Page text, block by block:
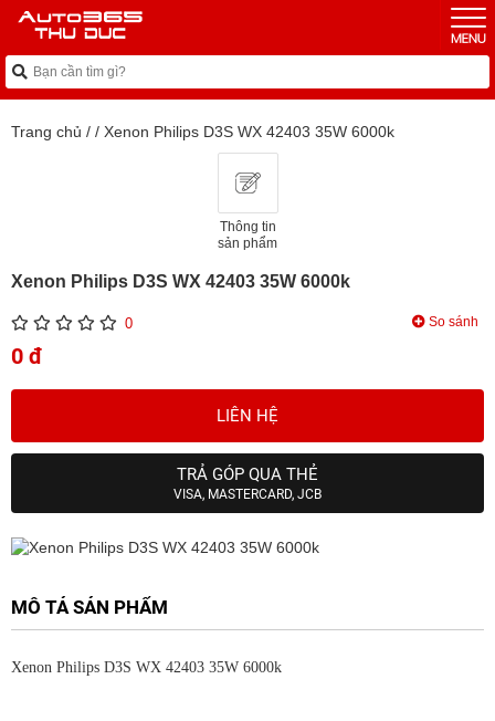
Trang chủ / / Xenon Philips D3S WX 42403 35W 6000k
Thông tin
sản phẩm
Xenon Philips D3S WX 42403 35W 6000k
0 So sánh
0 đ
LIÊN HỆ
TRẢ GÓP QUA THẺ
VISA, MASTERCARD, JCB
MÔ TẢ SẢN PHẨM
Xenon Philips D3S WX 42403 35W 6000k